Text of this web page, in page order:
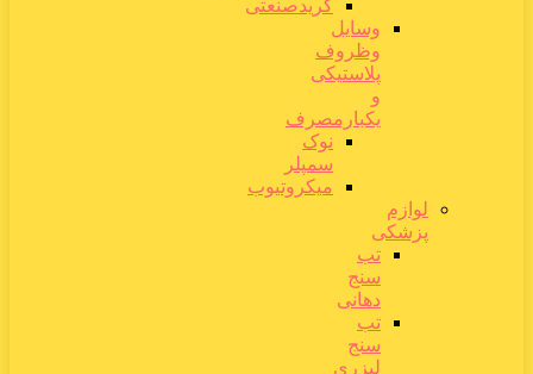
گریدصنعتی
وسایل
وظروف
پلاستیکی
و
یکبارمصرف
نوک
سمپلر
میکروتیوب
لوازم
پزشکی
تب
سنج
دهانی
تب
سنج
لیزری